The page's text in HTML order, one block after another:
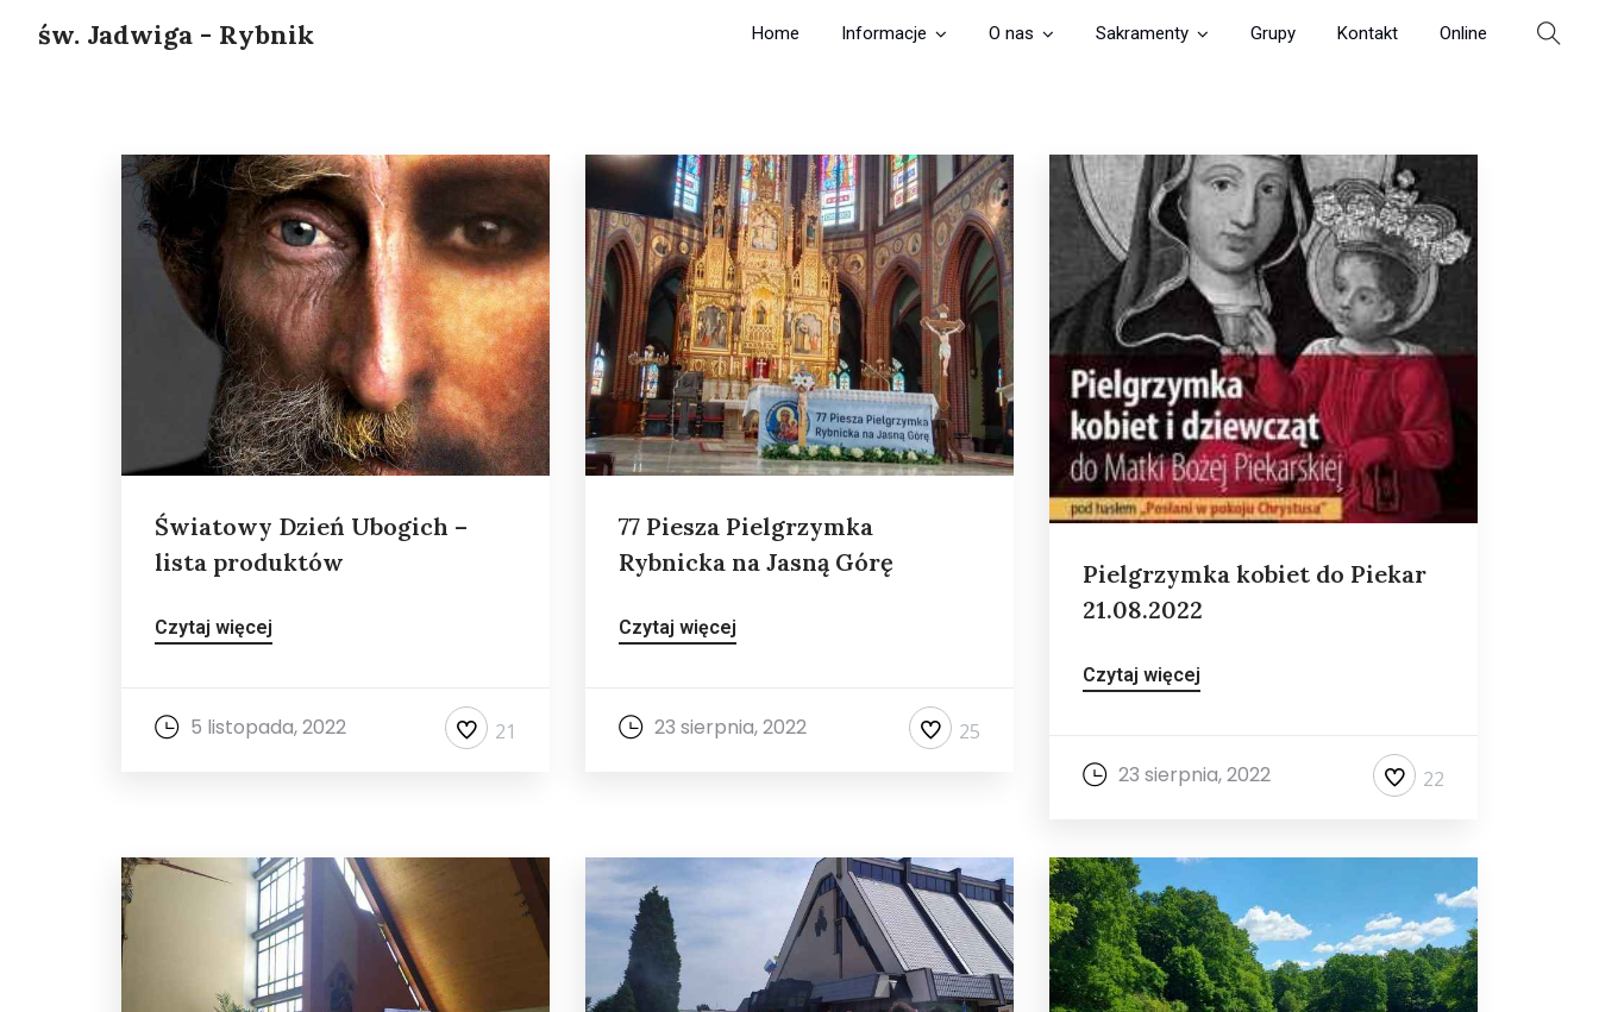
św. Jadwiga - Rybnik Home Informacje O nas Sakramenty Grupy Kontakt Online
Światowy Dzień Ubogich –
lista produktów
Czytaj więcej
5 listopada, 2022 21
77 Piesza Pielgrzymka
Rybnicka na Jasną Górę
Czytaj więcej
23 sierpnia, 2022 25
Pielgrzymka kobiet do Piekar
21.08.2022
Czytaj więcej
23 sierpnia, 2022 22